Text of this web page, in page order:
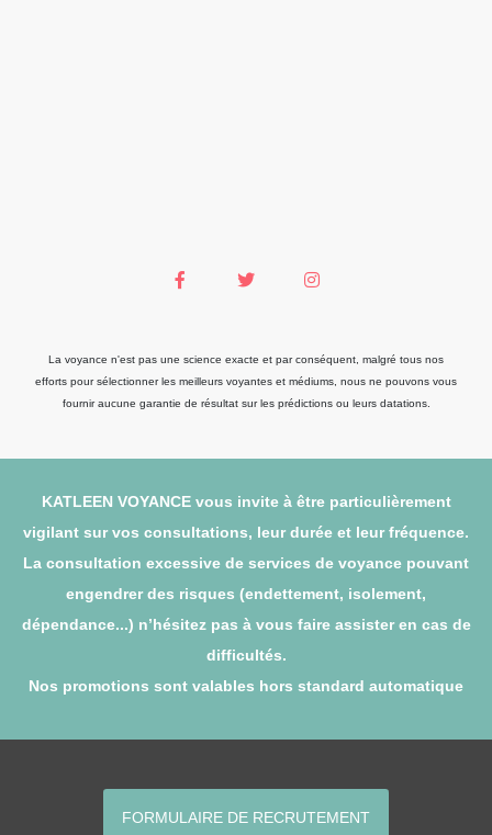
La voyance n'est pas une science exacte et par conséquent, malgré tous nos
efforts pour sélectionner les meilleurs voyantes et médiums, nous ne pouvons vous
fournir aucune garantie de résultat sur les prédictions ou leurs datations.
KATLEEN VOYANCE vous invite à être particulièrement
vigilant sur vos consultations, leur durée et leur fréquence.
La consultation excessive de services de voyance pouvant
engendrer des risques (endettement, isolement,
dépendance...) n’hésitez pas à vous faire assister en cas de
difficultés.
Nos promotions sont valables hors standard automatique
FORMULAIRE DE RECRUTEMENT